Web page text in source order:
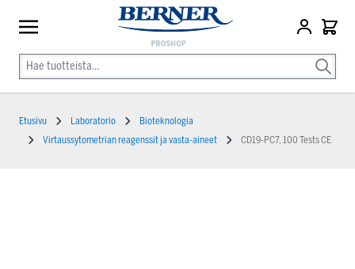
Etusivu Laboratorio
Bioteknologia
Virtaussytometrian reagenssit ja vasta-aineet
CD19-PC7, 100 Tests CE